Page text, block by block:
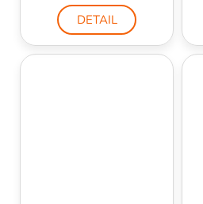
DETAIL